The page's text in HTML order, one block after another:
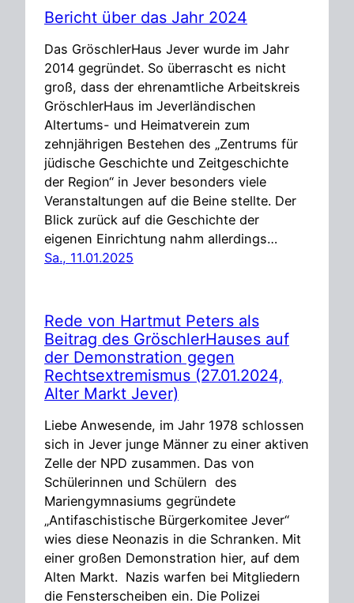
Bericht über das Jahr 2024
Das GröschlerHaus Jever wurde im Jahr
2014 gegründet. So überrascht es nicht
groß, dass der ehrenamtliche Arbeitskreis
GröschlerHaus im Jeverländischen
Altertums- und Heimatverein zum
zehnjährigen Bestehen des „Zentrums für
jüdische Geschichte und Zeitgeschichte
der Region“ in Jever besonders viele
Veranstaltungen auf die Beine stellte. Der
Blick zurück auf die Geschichte der
eigenen Einrichtung nahm allerdings…
Sa., 11.01.2025
Rede von Hartmut Peters als
Beitrag des GröschlerHauses auf
der Demonstration gegen
Rechtsextremismus (27.01.2024,
Alter Markt Jever)
Liebe Anwesende, im Jahr 1978 schlossen
sich in Jever junge Männer zu einer aktiven
Zelle der NPD zusammen. Das von
Schülerinnen und Schülern des
Mariengymnasiums gegründete
„Antifaschistische Bürgerkomitee Jever“
wies diese Neonazis in die Schranken. Mit
einer großen Demonstration hier, auf dem
Alten Markt. Nazis warfen bei Mitgliedern
die Fensterscheiben ein. Die Polizei